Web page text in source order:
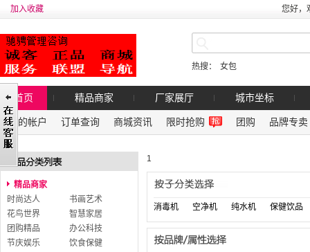
加入收藏 您好，
热搜： 女包
首页 精品商家 厂家展厅 城市坐标
我的帐户 订单查询 商城资讯 限时抢购 团购 品牌专卖
精品商家
时尚达人
书画艺术
花鸟世界
智慧家居
团购精品
办公科技
节庆娱乐
饮食保健
1
消毒机 空净机 纯水机 保健饮品